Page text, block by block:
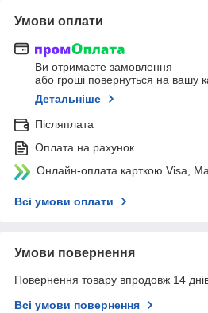
Умови оплати
Ви отримаєте замовлення
або гроші повернуться на вашу
Детальніше
Післяплата
Оплата на рахунок
Онлайн-оплата карткою Visa,
Всі умови оплати
Умови повернення
Повернення товару впродовж 14
Всі умови повернення